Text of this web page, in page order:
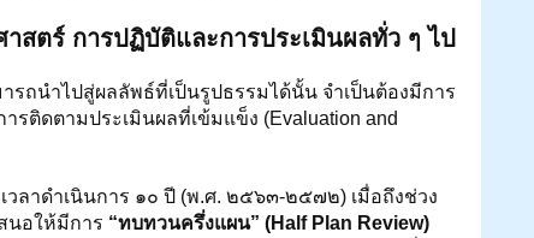
ตร์ การปฏิบัติและการประเมินผลทั่ว ๆ ไป
ถนำไปสู่ผลลัพธ์ที่เป็นรูปธรรมได้นั้น จำเป็นต้องมีการ
ติดตามประเมินผลที่เข้มแข็ง (Evaluation and
ลาดำเนินการ ๑๐ ปี (พ.ศ. ๒๕๖๓-๒๕๗๒) เมื่อถึงช่วง
นอให้มีการ “ทบทวนครึ่งแผน” (Half Plan Review)